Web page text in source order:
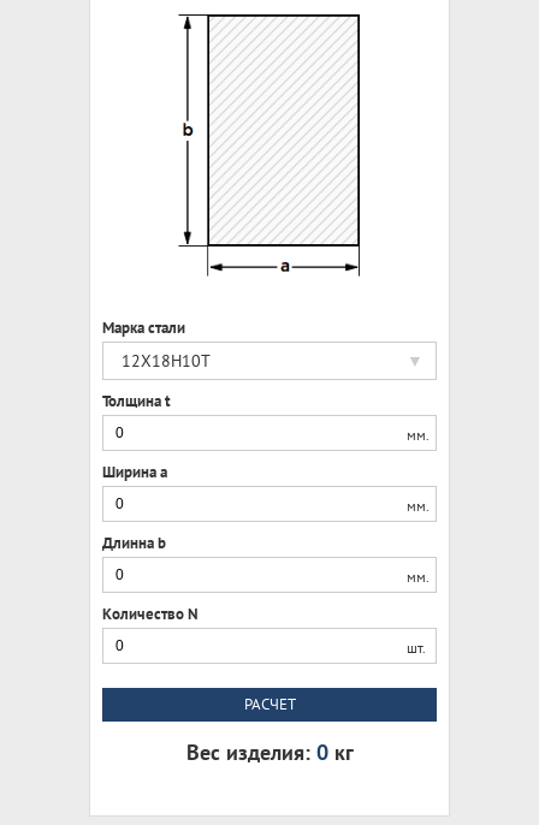
Марка стали
12Х18Н10Т
Толщина t
мм.
Ширина a
мм.
Длинна b
мм.
Количество N
шт.
РАСЧЕТ
Вес изделия: 0кг